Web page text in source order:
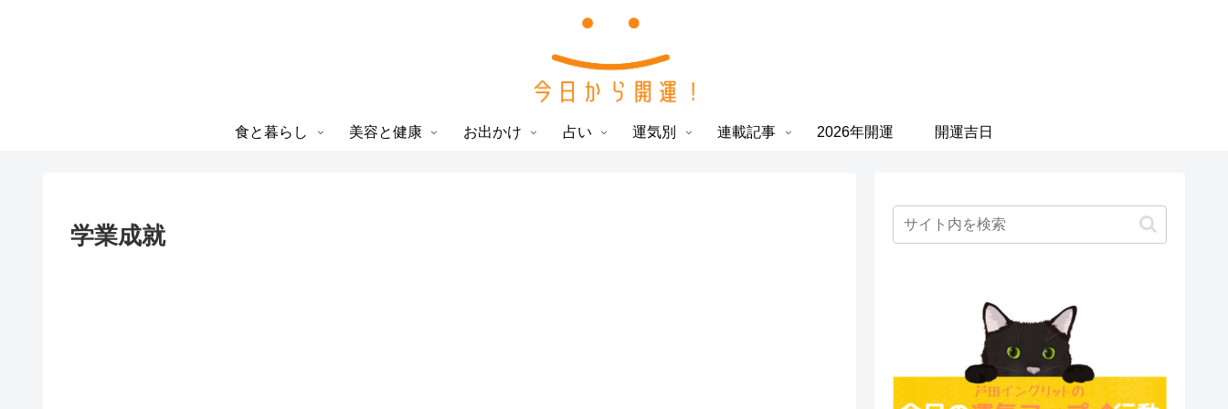
食と暮らし 美容と健康 お出かけ 占い 運気別 連載記事 2026年開運 開運吉日
学業成就